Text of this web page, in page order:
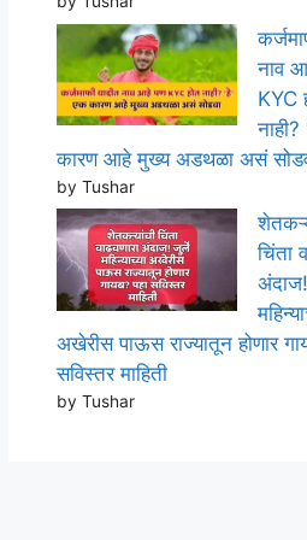
नाव
KYC
नाही?
कारण आहे मुख्य अडथळा असं
by Tushar
चिंता
अखेरीस पाऊस राज्यातून होणार
सविस्तर माहिती
by Tushar